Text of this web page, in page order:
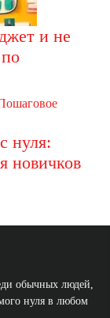
и не
нуля:
новичков
обычных людей,
нуля в любом